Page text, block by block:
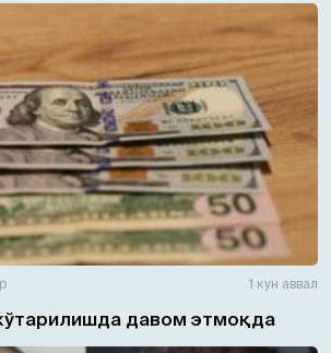
1 кун аввал
давом этмоқда